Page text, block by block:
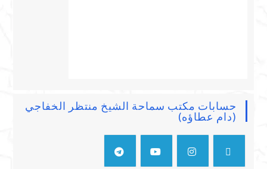
حسابات مكتب سماحة الشيخ منتظر الخفاجي
(دام عطاؤه)